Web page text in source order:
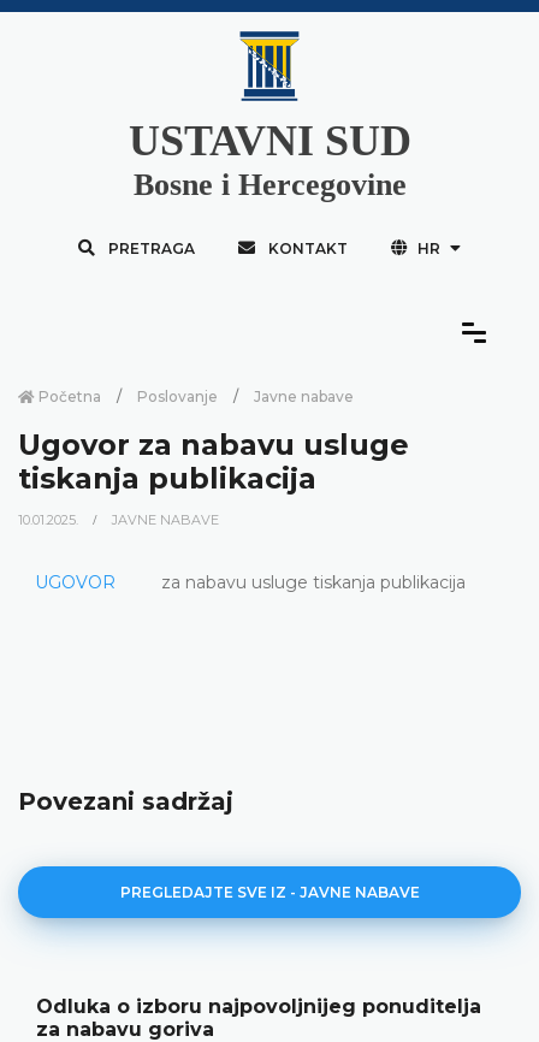
USTAVNI SUD
Bosne i Hercegovine
PRETRAGA KONTAKT HR
Početna Poslovanje Javne nabave
Ugovor za nabavu usluge
tiskanja publikacija
10.01.2025. JAVNE NABAVE
UGOVOR za nabavu usluge tiskanja publikacija
Povezani sadržaj
PREGLEDAJTE SVE IZ - JAVNE NABAVE
Odluka o izboru najpovoljnijeg ponuditelja
za nabavu goriva